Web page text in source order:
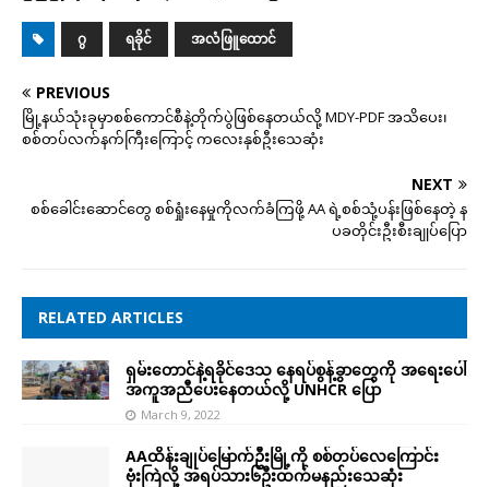
ဂွ ရခိုင် အလံဖြူထောင်
PREVIOUS
မြို့နယ်သုံးခုမှာစစ်ကောင်စီနဲ့တိုက်ပွဲဖြစ်နေတယ်လို့ MDY-PDF အသိပေး၊
စစ်တပ်လက်နက်ကြီးကြောင့် ကလေးနှစ်ဦးသေဆုံး
NEXT
စစ်ခေါင်းဆောင်တွေ စစ်ရှုံးနေမှုကိုလက်ခံကြဖို့ AA ရဲ့စစ်သုံ့ပန်းဖြစ်နေတဲ့ န
ပခတိုင်းဦးစီးချုပ်ပြော
RELATED ARTICLES
ရှမ်းတောင်နဲ့ရခိုင်ဒေသ နေရပ်စွန့်ခွာတွေကို အရေးပေါ်
အကူအညီပေးနေတယ်လို့ UNHCR ပြော
March 9, 2022
AAထိန်းချုပ်မြောက်ဦးမြို့ကို စစ်တပ်လေကြောင်း
ဗုံးကြဲလို့ အရပ်သား၆ဦးထက်မနည်းသေဆုံး